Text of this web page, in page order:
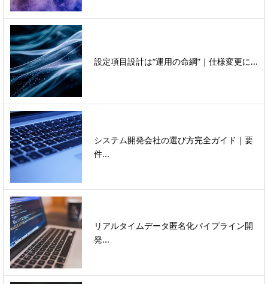
設定項目設計は“運用の命綱”｜仕様変更に...
システム開発会社の選び方完全ガイド｜要
件...
リアルタイムデータ匿名化パイプライン開
発...